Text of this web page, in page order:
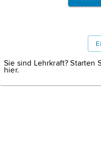
Sie sind Lehrkraft? Starten
hier.